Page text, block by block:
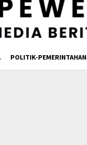
POLITIK-PEMERINTAHAN